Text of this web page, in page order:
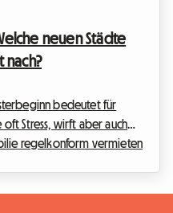
überarbeitet:
neuen Städte
nach?
bedeutet für
oft Stress, wirft aber auch
regelkonform vermieten